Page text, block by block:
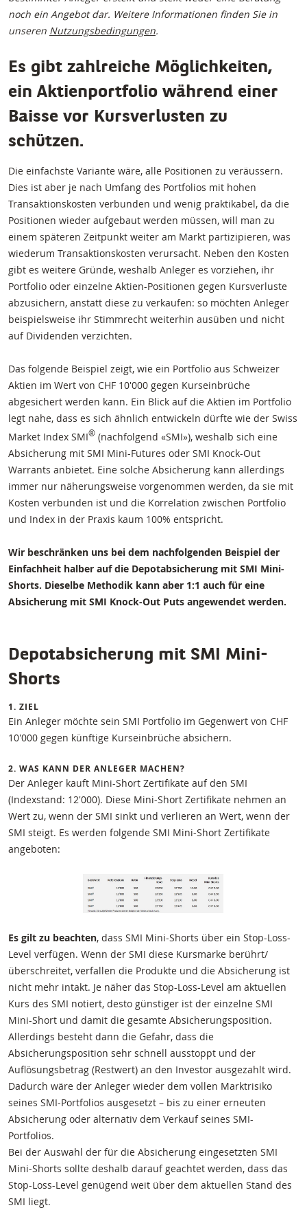
noch ein Angebot dar. Weitere Informationen finden Sie in
unseren Nutzungsbedingungen.
Es gibt zahlreiche Möglichkeiten,
ein Aktienportfolio während einer
Baisse vor Kursverlusten zu
schützen.
Die einfachste Variante wäre, alle Positionen zu veräussern.
Dies ist aber je nach Umfang des Portfolios mit hohen
Transaktionskosten verbunden und wenig praktikabel, da die
Positionen wieder aufgebaut werden müssen, will man zu
einem späteren Zeitpunkt weiter am Markt partizipieren, was
wiederum Transaktionskosten verursacht. Neben den Kosten
gibt es weitere Gründe, weshalb Anleger es vorziehen, ihr
Portfolio oder einzelne Aktien-Positionen gegen Kursverluste
abzusichern, anstatt diese zu verkaufen: so möchten Anleger
beispielsweise ihr Stimmrecht weiterhin ausüben und nicht
auf Dividenden verzichten.
Das folgende Beispiel zeigt, wie ein Portfolio aus Schweizer
Aktien im Wert von CHF 10'000 gegen Kurseinbrüche
abgesichert werden kann. Ein Blick auf die Aktien im Portfolio
legt nahe, dass es sich ähnlich entwickeln dürfte wie der Swiss
Market Index SMI® (nachfolgend «SMI»), weshalb sich eine
Absicherung mit SMI Mini-Futures oder SMI Knock-Out
Warrants anbietet. Eine solche Absicherung kann allerdings
immer nur näherungsweise vorgenommen werden, da sie mit
Kosten verbunden ist und die Korrelation zwischen Portfolio
und Index in der Praxis kaum 100% entspricht.
Wir beschränken uns bei dem nachfolgenden Beispiel der
Einfachheit halber auf die Depotabsicherung mit SMI Mini-
Shorts. Dieselbe Methodik kann aber 1:1 auch für eine
Absicherung mit SMI Knock-Out Puts angewendet werden.
Depotabsicherung mit SMI Mini-
Shorts
1. ZIEL
Ein Anleger möchte sein SMI Portfolio im Gegenwert von CHF
10'000 gegen künftige Kurseinbrüche absichern.
2. WAS KANN DER ANLEGER MACHEN?
Der Anleger kauft Mini-Short Zertifikate auf den SMI
(Indexstand: 12'000). Diese Mini-Short Zertifikate nehmen an
Wert zu, wenn der SMI sinkt und verlieren an Wert, wenn der
SMI steigt. Es werden folgende SMI Mini-Short Zertifikate
angeboten:
Es gilt zu beachten, dass SMI Mini-Shorts über ein Stop-Loss-
Level verfügen. Wenn der SMI diese Kursmarke berührt/
überschreitet, verfallen die Produkte und die Absicherung ist
nicht mehr intakt. Je näher das Stop-Loss-Level am aktuellen
Kurs des SMI notiert, desto günstiger ist der einzelne SMI
Mini-Short und damit die gesamte Absicherungsposition.
Allerdings besteht dann die Gefahr, dass die
Absicherungsposition sehr schnell ausstoppt und der
Auflösungsbetrag (Restwert) an den Investor ausgezahlt wird.
Dadurch wäre der Anleger wieder dem vollen Marktrisiko
seines SMI-Portfolios ausgesetzt – bis zu einer erneuten
Absicherung oder alternativ dem Verkauf seines SMI-
Portfolios.
Bei der Auswahl der für die Absicherung eingesetzten SMI
Mini-Shorts sollte deshalb darauf geachtet werden, dass das
Stop-Loss-Level genügend weit über dem aktuellen Stand des
SMI liegt.